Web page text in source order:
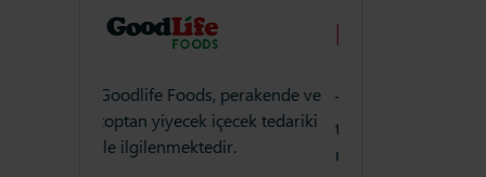
The Perfume Shop, çevik O+O
tedarik stratejisiyle
müşterilerine daha iyi bir